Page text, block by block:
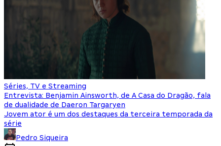
Séries, TV e Streaming
Entrevista: Benjamin Ainsworth, de A Casa do Dragão, fala
de dualidade de Daeron Targaryen
Jovem ator é um dos destaques da terceira temporada da
série
Pedro Siqueira